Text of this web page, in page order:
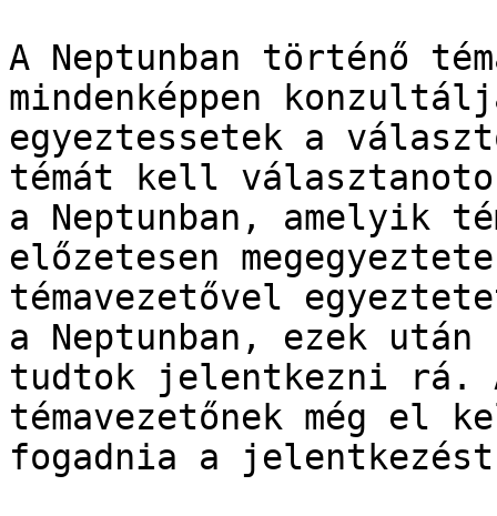
A Neptunban történő
mindenképpen
egyeztessetek a
témát kell
a Neptunban, amelyik
előzetesen
témavezetővel
a Neptunban, ezek után
tudtok jelentkezni rá.
témavezetőnek még el
fogadnia a